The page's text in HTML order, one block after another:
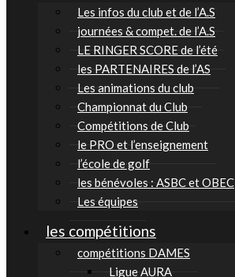
Les infos du club et de l’A.S
journées & compet. de l’A.S
LE RINGER SCORE de l’été
les PARTENAIRES de l’AS
Les animations du club
Championnat du Club
Compétitions de Club
le PRO et l’enseignement
l’école de golf
les bénévoles : ASBC et OBEC
Les équipes
les compétitions
compétitions DAMES
Ligue AURA